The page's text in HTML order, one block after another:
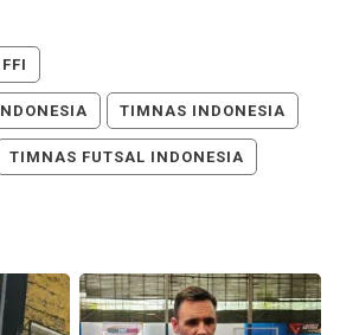
FFI
TIMNAS INDONESIA
TIMNAS FUTSAL INDONESIA